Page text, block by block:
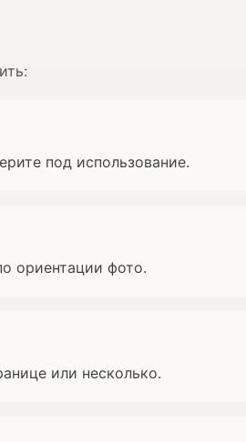
под использование.
ориентации фото.
или несколько.